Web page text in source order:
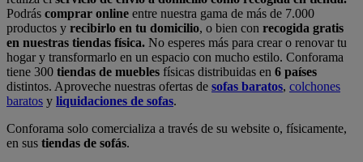
Podrás comprar online entre nuestra gama de más de 7.000
productos y recibirlo en tu domicilio, o bien con recogida gratis
en nuestras tiendas física. No esperes más para crear o renovar tu
hogar y transformarlo en un espacio con mucho estilo. Conforama
tiene 300 tiendas de muebles físicas distribuidas en 6 países
distintos. Aproveche nuestras ofertas de sofas baratos, colchones
baratos y liquidaciones de sofas.
Conforama solo comercializa a través de su website o, físicamente,
en sus tiendas de sofás.